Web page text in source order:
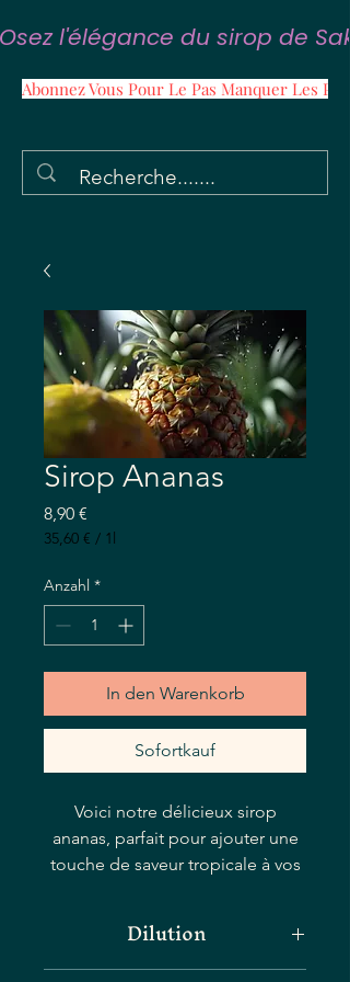
Osez l'élégance du sirop de
Abonnez Vous Pour Le Pas Manquer Les
Sirop Ananas
8,90 €
35,60 € / 1l
pro
1
Liter
Anzahl *
In den Warenkorb
Sofortkauf
Voici notre délicieux sirop
ananas, parfait pour ajouter une
touche de saveur tropicale à vos
prépariez des diabolo ou que
vous ajoutiez simplement une
Dilution